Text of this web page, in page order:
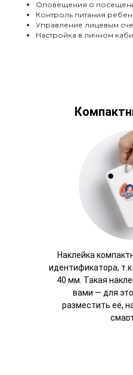
Оповещения о
Контроль питания
Управление лицевым
Настройка в личном
Наклейка
идентификатора,
40 мм. Такая
вами — для
разместить её,